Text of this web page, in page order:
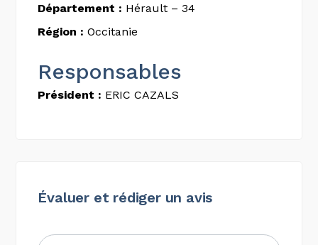
Département : Hérault – 34
Région : Occitanie
Responsables
Président : ERIC CAZALS
Évaluer et rédiger un avis